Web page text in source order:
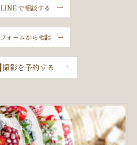
LINE で相談する
フォームから相談
撮影を予約する